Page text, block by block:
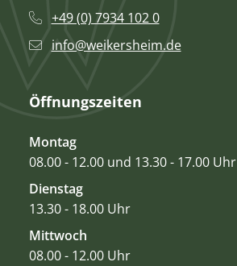
+49 (0) 7934 102 0
info@weikersheim.de
Öffnungszeiten
Montag
08.00 - 12.00 und 13.30 - 17.00 Uhr
Dienstag
13.30 - 18.00 Uhr
Mittwoch
08.00 - 12.00 Uhr